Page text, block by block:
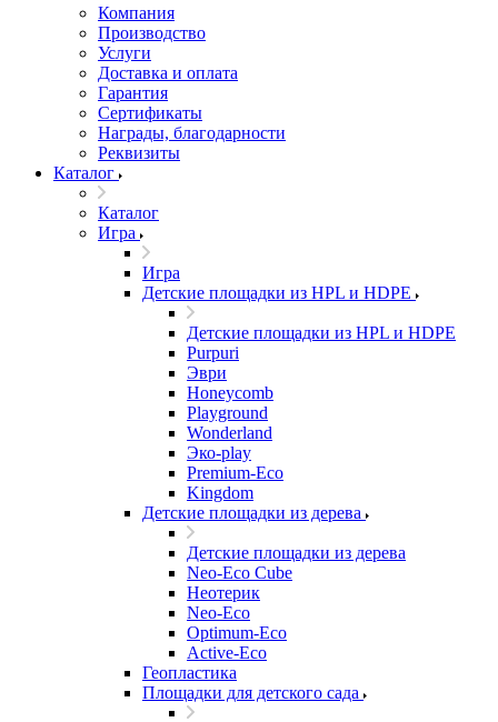
Компания
Производство
Услуги
Доставка и оплата
Гарантия
Сертификаты
Награды, благодарности
Реквизиты
Каталог
Каталог
Игра
Игра
Детские площадки из HPL и HDPE
Детские площадки из HPL и HDPE
Purpuri
Эври
Honeycomb
Playground
Wonderland
Эко-play
Premium-Eco
Kingdom
Детские площадки из дерева
Детские площадки из дерева
Neo-Eco Cube
Неотерик
Neo-Eco
Оptimum-Еco
Active-Eco
Геопластика
Площадки для детского сада